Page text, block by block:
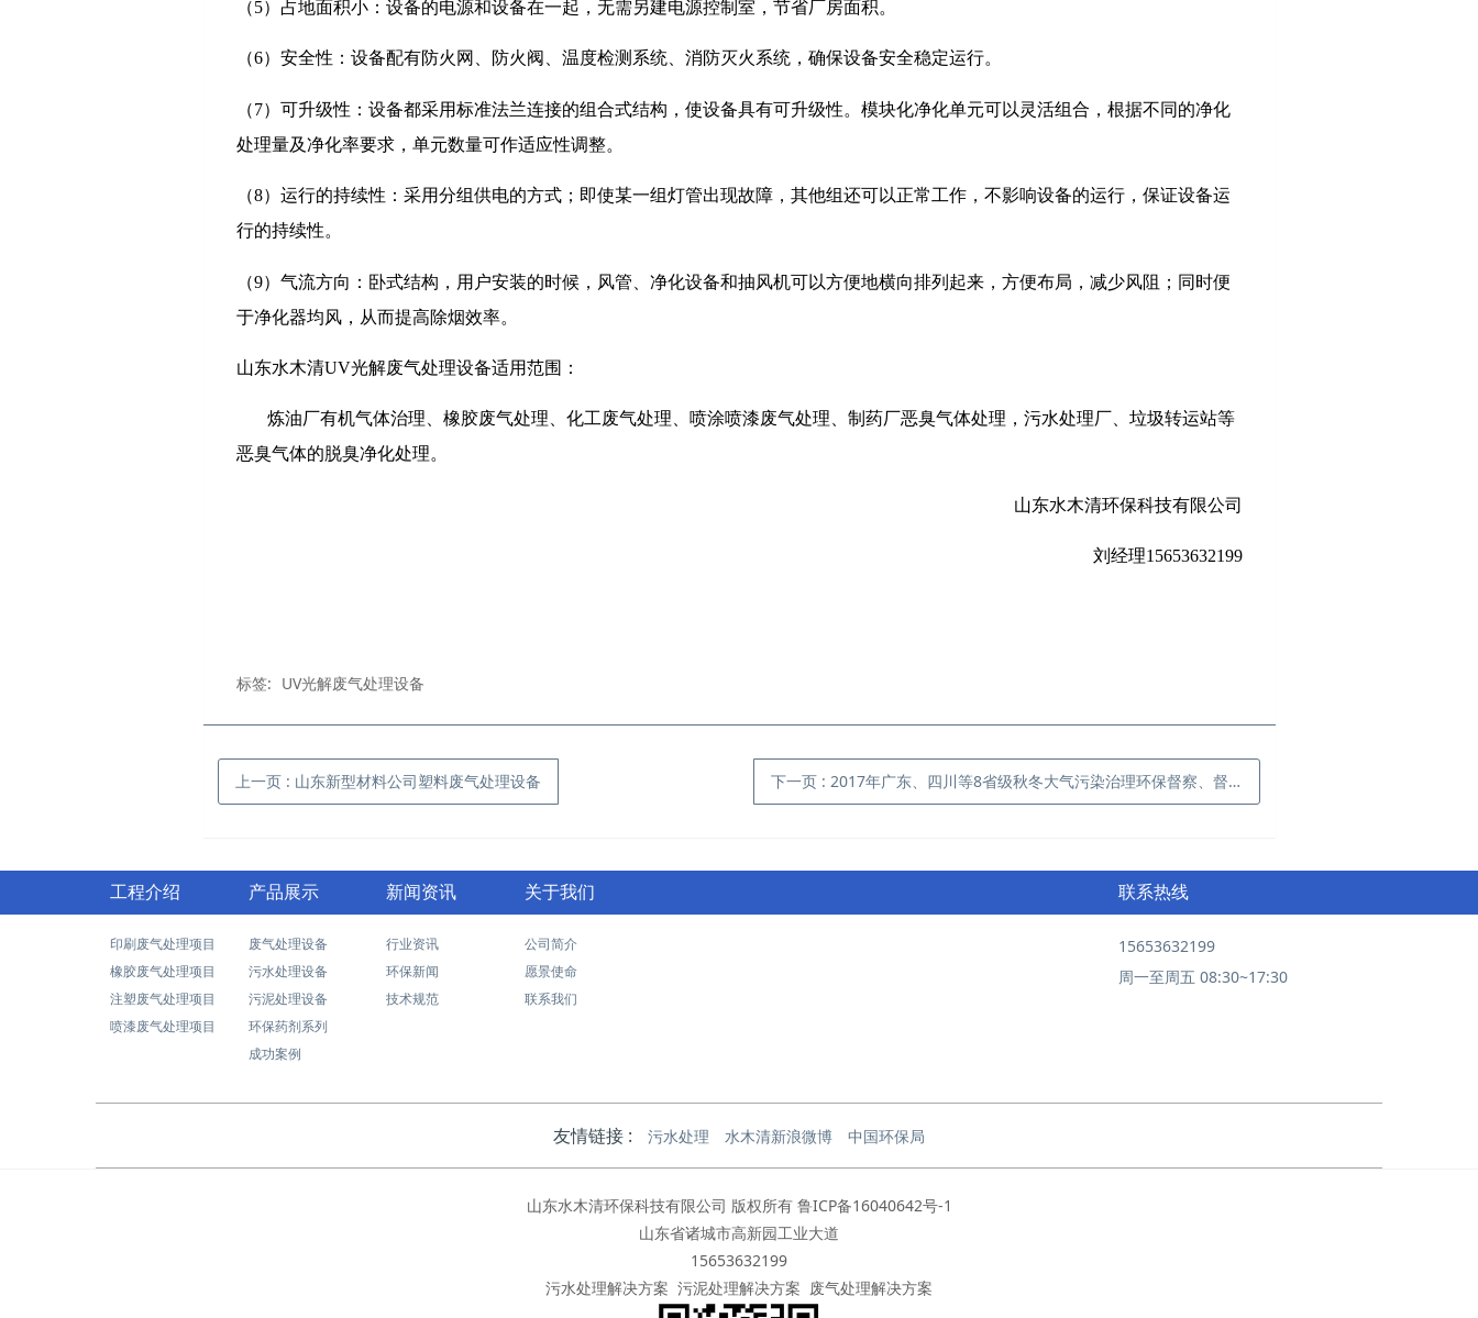
（5）占地面积小：设备的电源和设备在一起，无需另建电源控制室，节省厂房面积。
（6）安全性：设备配有防火网、防火阀、温度检测系统、消防灭火系统，确保设备安全稳定运行。
（7）可升级性：设备都采用标准法兰连接的组合式结构，使设备具有可升级性。模块化净化单元可以灵活组合，根据不同的净化
处理量及净化率要求，单元数量可作适应性调整。
（8）运行的持续性：采用分组供电的方式；即使某一组灯管出现故障，其他组还可以正常工作，不影响设备的运行，保证设备运
行的持续性。
（9）气流方向：卧式结构，用户安装的时候，风管、净化设备和抽风机可以方便地横向排列起来，方便布局，减少风阻；同时便
于净化器均风，从而提高除烟效率。
山东水木清UV光解废气处理设备适用范围：
炼油厂有机气体治理、橡胶废气处理、化工废气处理、喷涂喷漆废气处理、制药厂恶臭气体处理，污水处理厂、垃圾转运站等
恶臭气体的脱臭净化处理。
山东水木清环保科技有限公司
刘经理15653632199
标签: UV光解废气处理设备
上一页 : 山东新型材料公司塑料废气处理设备 下一页 : 2017年广东、四川等8省级秋冬大气污染治理环保督察、督查来临！
工程介绍
印刷废气处理项目
橡胶废气处理项目
注塑废气处理项目
喷漆废气处理项目
产品展示
废气处理设备
污水处理设备
污泥处理设备
环保药剂系列
成功案例
新闻资讯
行业资讯
环保新闻
技术规范
关于我们
公司简介
愿景使命
联系我们
联系热线
15653632199
周一至周五 08:30~17:30
友情链接 : 污水处理 水木清新浪微博 中国环保局
山东水木清环保科技有限公司 版权所有 鲁ICP备16040642号-1
山东省诸城市高新园工业大道
15653632199
污水处理解决方案 污泥处理解决方案 废气处理解决方案